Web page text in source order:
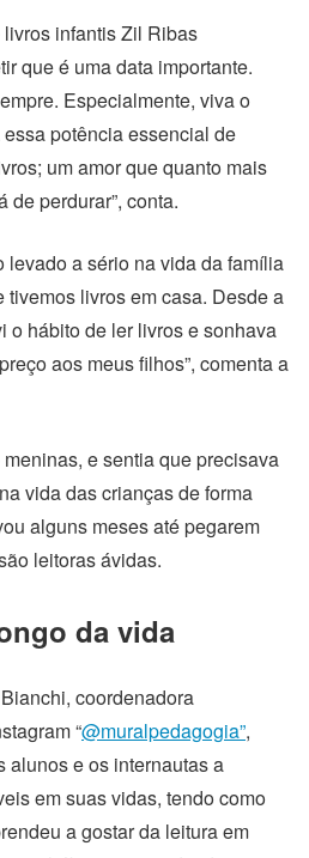
infantis Zil Ribas
que é uma data importante.
Especialmente, viva o
potência essencial de
um amor que quanto mais
de perdurar”, conta.
levado a sério na vida da família
tivemos livros em casa. Desde a
o hábito de ler livros e sonhava
aos meus filhos”, comenta a
e sentia que precisava
vida das crianças de forma
alguns meses até pegarem
leitoras ávidas.
da vida
coordenadora
“@muralpedagogia”,
alunos e os internautas a
em suas vidas, tendo como
a gostar da leitura em